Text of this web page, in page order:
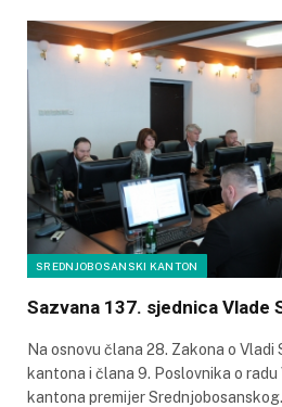
SREDNJOBOSANSKI KANTON
Sazvana 137. sjednica Vlade
Na osnovu člana 28. Zakona o
kantona i člana 9. Poslovnika o
kantona premijer